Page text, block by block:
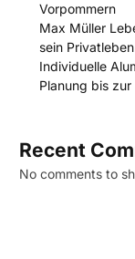
Vorpommern
Max Müller
sein
Individuelle
Planung bis
Recent
No comments to